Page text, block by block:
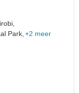
Park, +2 meer